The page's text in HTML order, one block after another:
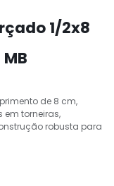
1/2x8
de 8 cm,
torneiras,
robusta para